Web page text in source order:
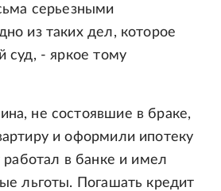
серьезными
из таких дел, которое
суд, - яркое тому
не состоявшие в браке,
и оформили ипотеку
работал в банке и имел
льготы. Погашать кредит